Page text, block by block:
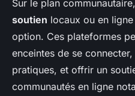
Sur le plan
soutien locaux ou en
option. Ces plateformes
enceintes de se
pratiques, et offrir un
communautés en ligne